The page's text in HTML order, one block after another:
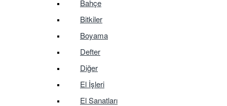
Bahçe
Bitkiler
Boyama
Defter
Diğer
El İşleri
El Sanatları